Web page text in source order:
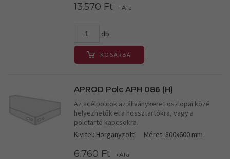
13.570 Ft +Áfa
db
KOSÁRBA
APROD Polc APH 086 (H)
Az acélpolcok az állványkeret oszlopai közé
helyezhetők el a hossztartókra, vagy a
polctartó kapcsokra.
Kivitel: Horganyzott
Méret: 800x600 mm
6.760 Ft +Áfa